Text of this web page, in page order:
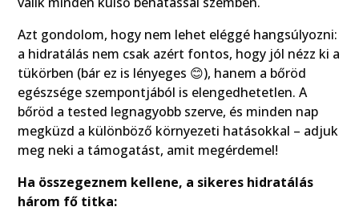
Azt gondolom, hogy nem lehet eléggé hangsúlyozni:
a hidratálás nem csak azért fontos, hogy jól nézz ki a
tükörben (bár ez is lényeges 😊), hanem a bőröd
egészsége szempontjából is elengedhetetlen. A
bőröd a tested legnagyobb szerve, és minden nap
megküzd a különböző környezeti hatásokkal – adjuk
meg neki a támogatást, amit megérdemel!
Ha összegeznem kellene, a sikeres hidratálás
három fő titka: